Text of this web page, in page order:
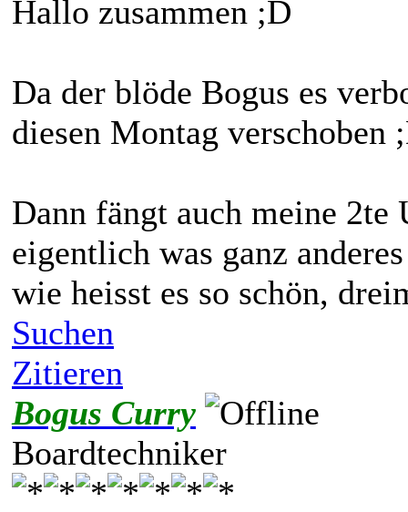
Hallo zusammen ;D
Da der blöde Bogus es
diesen Montag verschoben
Dann fängt auch meine 2te
eigentlich was ganz
wie heisst es so schön,
Suchen
Zitieren
Bogus Curry
Boardtechniker